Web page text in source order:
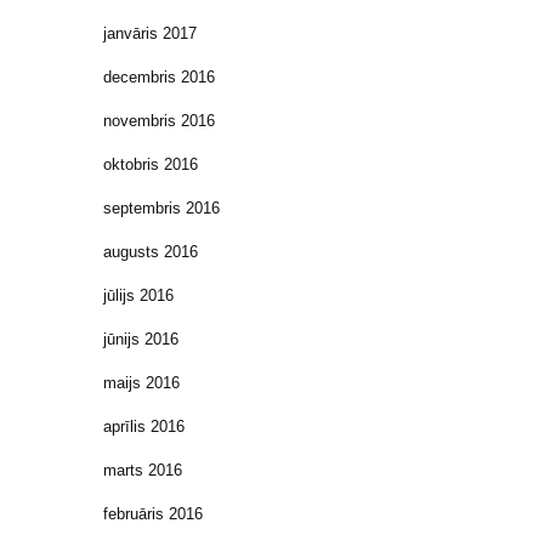
janvāris 2017
decembris 2016
novembris 2016
oktobris 2016
septembris 2016
augusts 2016
jūlijs 2016
jūnijs 2016
maijs 2016
aprīlis 2016
marts 2016
februāris 2016